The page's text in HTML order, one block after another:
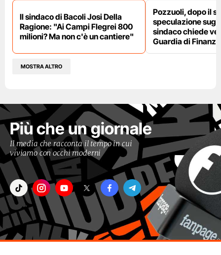
Il sindaco di Bacoli Josi Della
Ragione: "Ai Campi Flegrei 800
milioni? Ma non c'è un cantiere"
Pozzuoli, dopo il
speculazione
sindaco chiede
Guardia di Finanza
MOSTRA ALTRO
Più che un giornale
Il media che racconta il tempo in cui
viviamo con occhi moderni